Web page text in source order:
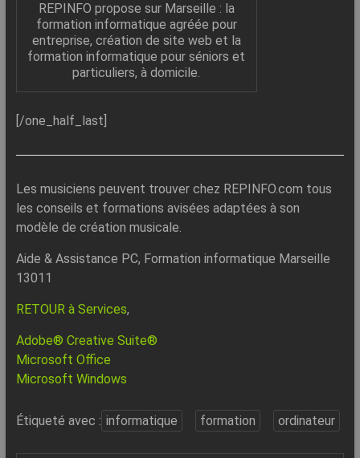
REPINFO propose sur Marseille : la
formation informatique agréée pour
entreprise, création de site web et la
formation informatique pour séniors et
particuliers, à domicile.
[/one_half_last]
Les musiciens peuvent trouver chez REPINFO.com tous
les conseils et formations avisées adaptées à son
modèle de création musicale.
Aide & Assistance PC, Formation informatique Marseille
13011
RETOUR à Services,
Adobe® Creative Suite®
Microsoft Office
Microsoft Windows
Étiqueté avec : informatique formation ordinateur